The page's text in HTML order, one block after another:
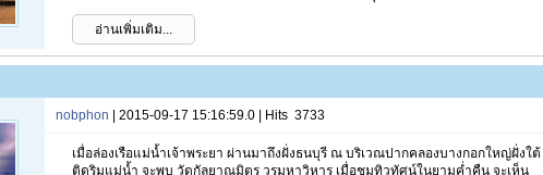
อ่านเพิ่มเติม...
nobphon | 2015-09-17 15:16:59.0 | Hits 3733
เมื่อล่องเรือแม่น้ำเจ้าพระยา ผ่านมาถึงฝั่งธนบุรี ณ บริเวณปากคลองบางกอกใหญ่ฝั่งใต้
ติดริมแม่น้ำ จะพบ วัดกัลยาณมิตร วรมหาวิหาร เมื่อชมทิวทัศน์ในยามค่ำคืน จะเห็น